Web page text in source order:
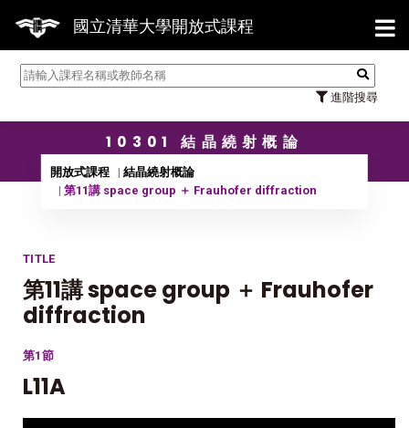
國立清華大學開放式課程
進階搜尋
【
10301 結晶繞射概論
開放式課程
結晶繞射概論
第11講 space group ＋ Frauhofer diffraction
TITLE
第11講 space group ＋ Frauhofer
diffraction
第1節
L11A